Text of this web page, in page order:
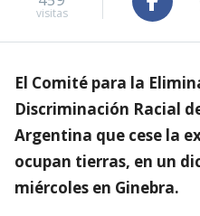
visitas
El Comité para la
Discriminación Racial
Argentina que cese la
ocupan tierras, en un
miércoles en Ginebra.